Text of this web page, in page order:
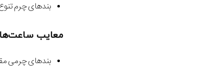
بند‌های چرم تنوع
معایب
بند‌های چرمی